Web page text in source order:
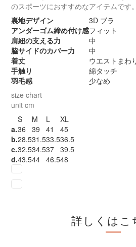
のスポーツにおすすめなアイテムです。
裏地デザイン
3D ブラ
アンダーゴム締め付け感フィット
肩紐の支える力
中
脇サイドのカバー力
中
着丈
ウエストまわ
手触り
綿タッチ
羽毛感
少なめ
size chart
unit cm
S
M L
XL
a.36 39 41
45
b.28.531.533.536.5
c.32.534.537 39.5
d.43.544 46.548
詳しくはこ